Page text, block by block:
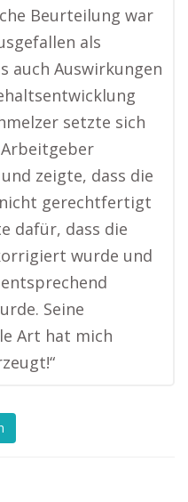
Beurteilung war
als
auch Auswirkungen
setzte sich
zeigte, dass die
gerechtfertigt
dafür, dass die
wurde und
Seine
Art hat mich